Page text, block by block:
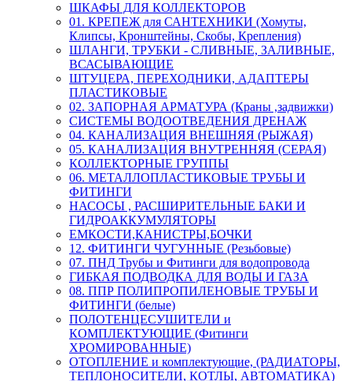
ШКАФЫ ДЛЯ КОЛЛЕКТОРОВ
01. КРЕПЕЖ для САНТЕХНИКИ (Хомуты,
Клипсы, Кронштейны, Скобы, Крепления)
ШЛАНГИ, ТРУБКИ - СЛИВНЫЕ, ЗАЛИВНЫЕ,
ВСАСЫВАЮЩИЕ
ШТУЦЕРА, ПЕРЕХОДНИКИ, АДАПТЕРЫ
ПЛАСТИКОВЫЕ
02. ЗАПОРНАЯ АРМАТУРА (Краны ,задвижки)
СИСТЕМЫ ВОДООТВЕДЕНИЯ ДРЕНАЖ
04. КАНАЛИЗАЦИЯ ВНЕШНЯЯ (РЫЖАЯ)
05. КАНАЛИЗАЦИЯ ВНУТРЕННЯЯ (СЕРАЯ)
КОЛЛЕКТОРНЫЕ ГРУППЫ
06. МЕТАЛЛОПЛАСТИКОВЫЕ ТРУБЫ И
ФИТИНГИ
НАСОСЫ , РАСШИРИТЕЛЬНЫЕ БАКИ И
ГИДРОАККУМУЛЯТОРЫ
ЕМКОСТИ,КАНИСТРЫ,БОЧКИ
12. ФИТИНГИ ЧУГУННЫЕ (Резьбовые)
07. ПНД Трубы и Фитинги для водопровода
ГИБКАЯ ПОДВОДКА ДЛЯ ВОДЫ И ГАЗА
08. ППР ПОЛИПРОПИЛЕНОВЫЕ ТРУБЫ И
ФИТИНГИ (белые)
ПОЛОТЕНЦЕСУШИТЕЛИ и
КОМПЛЕКТУЮЩИЕ (Фитинги
ХРОМИРОВАННЫЕ)
ОТОПЛЕНИЕ и комплектующие, (РАДИАТОРЫ,
ТЕПЛОНОСИТЕЛИ, КОТЛЫ, АВТОМАТИКА)